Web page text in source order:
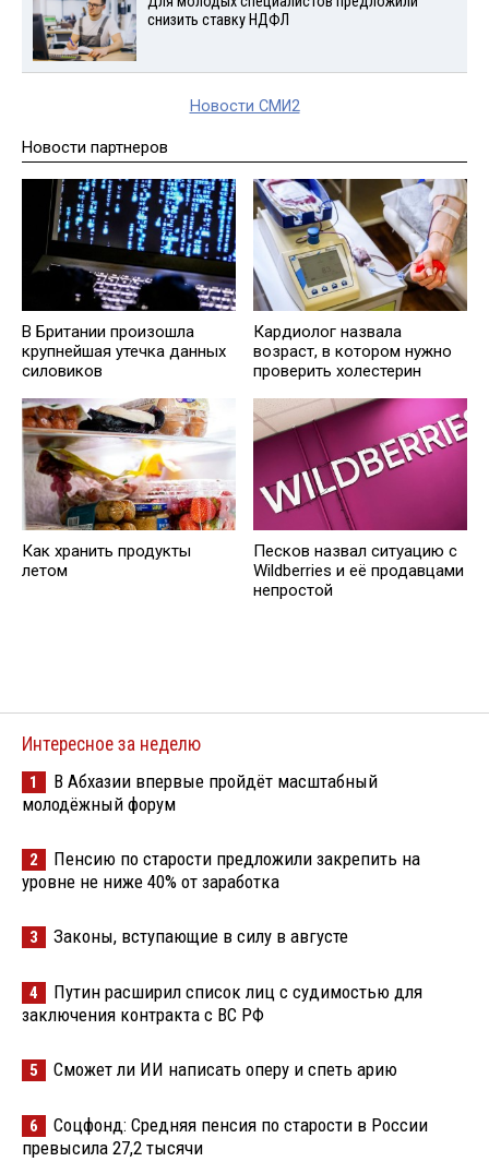
снизить ставку НДФЛ
Новости СМИ2
Новости партнеров
В Британии произошла
крупнейшая утечка данных
силовиков
Кардиолог назвала
возраст, в котором нужно
проверить холестерин
Как хранить продукты
летом
Песков назвал ситуацию с
Wildberries и её продавцами
непростой
Интересное за неделю
1
В Абхазии впервые пройдёт масштабный
молодёжный форум
2
Пенсию по старости предложили закрепить на
уровне не ниже 40% от заработка
3 Законы, вступающие в силу в августе
4
Путин расширил список лиц с судимостью для
заключения контракта с ВС РФ
5 Сможет ли ИИ написать оперу и спеть арию
6
Соцфонд: Средняя пенсия по старости в России
превысила 27,2 тысячи